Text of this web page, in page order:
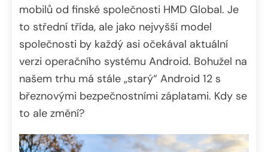
mobilů od finské společnosti HMD Global. Je
to střední třída, ale jako nejvyšší model
společnosti by každý asi očekával aktuální
verzi operačního systému Android. Bohužel na
našem trhu má stále „starý“ Android 12 s
březnovými bezpečnostními záplatami. Kdy se
to ale změní?